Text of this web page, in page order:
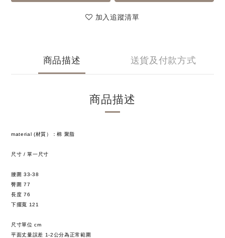
加入追蹤清單
商品描述 送貨及付款方式
商品描述
material (材質）：棉 聚脂
尺寸 / 單一尺寸
腰圍 33-38
臀圍 77
長度 76
下擺寬 121
尺寸單位 cm
平面丈量誤差 1-2公分為正常範圍